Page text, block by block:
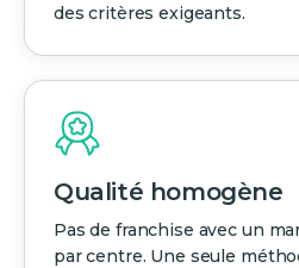
des critères exigeants.
Qualité homogène
Pas de franchise avec un
par centre. Une seule